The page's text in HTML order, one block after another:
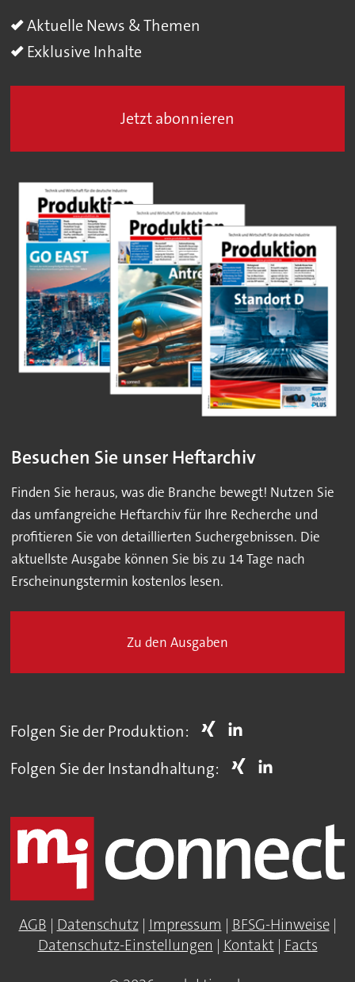
Aktuelle News & Themen
Exklusive Inhalte
Jetzt abonnieren
Besuchen Sie unser Heftarchiv
Finden Sie heraus, was die Branche bewegt! Nutzen Sie
das umfangreiche Heftarchiv für Ihre Recherche und
profitieren Sie von detaillierten Suchergebnissen. Die
aktuellste Ausgabe können Sie bis zu 14 Tage nach
Erscheinungstermin kostenlos lesen.
Zu den Ausgaben
Folgen Sie der Produktion:
Folgen Sie der Instandhaltung:
AGB | Datenschutz| Impressum | BFSG-Hinweise|
Datenschutz-Einstellungen | Kontakt| Facts